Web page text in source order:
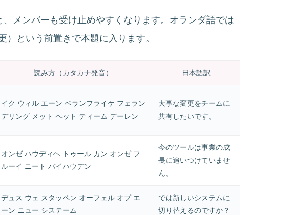
メンバーも受け止めやすくなります。オランダ語では
という前置きで本題に入ります。
読み方（カタカナ発音） 日本語訳
イク ウィル エーン ベランフライケ フェラン
デリング メット ヘット ティーム デーレン
大事な変更をチームに
共有したいです。
オンゼ ハウディヘ トゥール カン オンゼ フ
ルーイ ニート バイハウデン
今のツールは事業の成
長に追いつけていませ
ん。
デュス ウェ スタッペン オーフェル オプ エ
ーン ニュー システーム
では新しいシステムに
切り替えるのですか？